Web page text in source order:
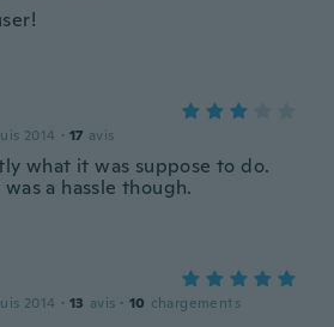
2014 · 17 avis
what it was suppose to do.
a hassle though.
2014 · 13 avis · 10 chargements